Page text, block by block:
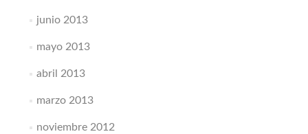
junio 2013
mayo 2013
abril 2013
marzo 2013
noviembre 2012